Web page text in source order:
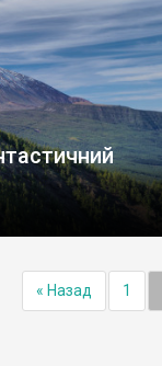
« Назад 1